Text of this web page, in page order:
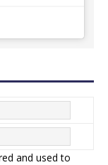
and used to